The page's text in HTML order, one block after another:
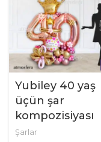
Yubiley 40 yaş
üçün şar
kompozisiyası
Şarlar